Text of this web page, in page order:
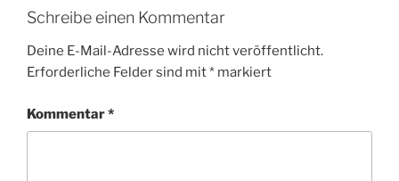
Schreibe einen Kommentar
Deine E-Mail-Adresse wird nicht veröffentlicht.
Erforderliche Felder sind mit* markiert
Kommentar*